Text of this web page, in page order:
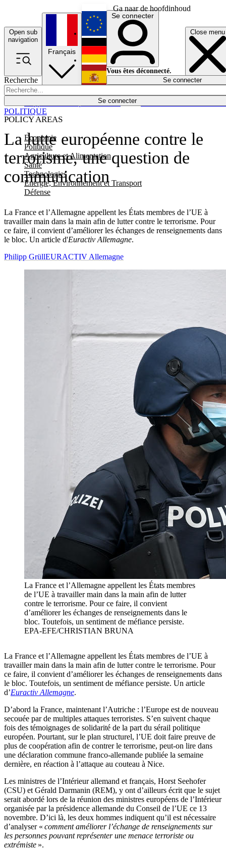
Ga naar de hoofdinhoud
Open sub
navigation
Close menu
Recherche
Se connecter
POLICY AREAS
Economie
Politique
Agriculture et Alimentation
Santé
Technologies
Energie, Environnement et Transport
Défense
Économie
Français
English
Deutsch
Español
Se connecter
Vous êtes déconnecté.
Se connecter
La lutte européenne contre le
terrorisme, une question de
communication
La France et l’Allemagne appellent les États membres de l’UE à
travailler main dans la main afin de lutter contre le terrorisme. Pour
ce faire, il convient d’améliorer les échanges de renseignements dans
le bloc. Un article d'Euractiv Allemagne.
POLITIQUE
Philipp GrüllEURACTIV Allemagne
La France et l’Allemagne appellent les États membres
de l’UE à travailler main dans la main afin de lutter
contre le terrorisme. Pour ce faire, il convient
d’améliorer les échanges de renseignements dans le
bloc. Toutefois, un sentiment de méfiance persiste.
EPA-EFE/CHRISTIAN BRUNA
La France et l’Allemagne appellent les États membres de l’UE à
travailler main dans la main afin de lutter contre le terrorisme. Pour
ce faire, il convient d’améliorer les échanges de renseignements dans
le bloc. Toutefois, un sentiment de méfiance persiste. Un article
d’Euractiv Allemagne.
D’abord la France, maintenant l’Autriche : l’Europe est de nouveau
secouée par de multiples attaques terroristes. S’en suivent chaque
fois des témoignages de solidarité de la part du sérail politique
européen. Pourtant, sur le plan structurel, l’UE doit faire preuve de
plus de coopération afin de contrer le terrorisme, peut-on lire dans
une déclaration commune franco-allemande publiée la semaine
dernière, en réaction à l’attaque au couteau à Nice.
Les ministres de l’Intérieur allemand et français, Horst Seehofer
(CSU) et Gérald Darmanin (REM), y ont d’ailleurs écrit que le sujet
serait abordé lors de la réunion des ministres européens de l’Intérieur
organisée par la présidence allemande du Conseil de l’UE ce 13
novembre. D’ici là, les deux hommes indiquent qu’il est nécessaire
d’analyser « comment améliorer l’échange de renseignements sur
les personnes pouvant représenter une menace terroriste ou
extrémiste ».